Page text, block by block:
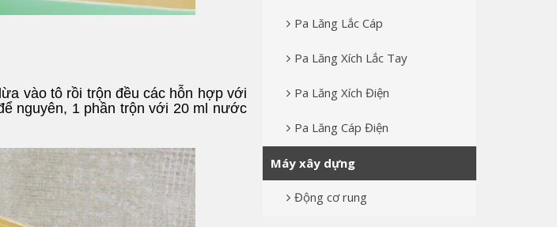
vào tô rồi trộn đều các hỗn hợp với
nguyên, 1 phần trộn với 20 ml nước
Pa Lăng Lắc Cáp
Pa Lăng Xích Lắc Tay
Pa Lăng Xích Điện
Pa Lăng Cáp Điện
Máy xây dựng
Động cơ rung